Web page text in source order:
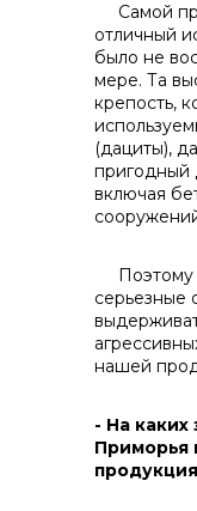
Самой
отличный
было не
мере. Та
крепость,
(дациты),
пригодный
включая
Поэтому
серьезные
нашей
- На каких
Приморья